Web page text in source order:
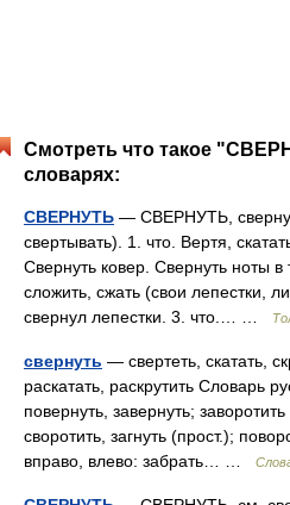
Смотреть что такое
словарях:
СВЕРНУТЬ — СВЕРНУТЬ,
свертывать). 1. что. Вертя,
Свернуть ковер. Свернуть ноты в
сложить, сжать (свои лепестки,
свернул лепестки. 3. что.… …
свернуть — свертеть, скатать,
раскатать, раскрутить Словарь
повернуть, завернуть; заворотить
своротить, загнуть (прост.);
вправо, влево: забрать… …